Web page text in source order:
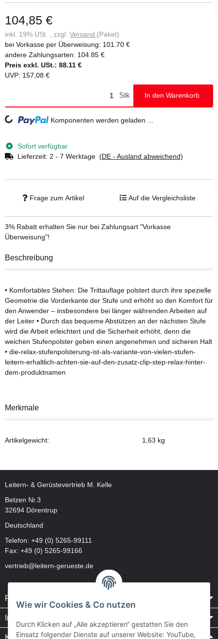
• die-relax-stufenpolsterung-ist-als-variante-von-vielen-stufen-
leitern-erhaltlich-achten-sie-auf-den-zusatz-clip-step-relax-hinter-
dem-produktnamen
104,85 €
inkl. 19% USt. , zzgl. Versand (Paket)
bei Vorkasse per Überweisung: 101.70 €
andere Zahlungsarten: 104.85 €
Preis exkl. USt.: 88.11 €
UVP: 157,08 €
Stk In den Warenkorb
Loading... Komponenten werden geladen ...
Sofort verfügbar
Lieferzeit: 2 - 7 Werktage (DE - Ausland abweichend)
Frage zum Artikel Auf die Vergleichsliste
3% Rabatt erhalten Sie nur bei Zahlungsart "Vorkasse
Überweisung"!
Beschreibung
• Komfortables Stehen: Die Trittauflage polstert durch ihre spezielle
Geometrie die Vorderkante der Stufe und erhöht so den Komfort für
den Anwender – insbesondere bei länger währenden Arbeiten auf
der Leiter • Durch das bequeme Abstützen an der nächsten Stufe
wird die Arbeit erleichtert und die Sicherheit erhöht, denn die
weichen Stufenpolster geben einen angenehmen und sicheren Halt
• die-relax-stufenpolsterung-ist-als-variante-von-vielen-stufen-
leitern-erhaltlich-achten-sie-auf-den-zusatz-clip-step-relax-hinter-
dem-produktnamen
Merkmale
Artikelgewicht: 1,63 kg
Leitern- & Gerüstevertrieb M. Kelle
Betzen Nr.3
32694 Dörentrup
Deutschland
Telefon: +49 (0) 5265-99111
Fax: +49 (0) 5265-99166
vertrieb@leitern-gerueste.de
Rechtliches
Informationen
Kataloge / Videos
Wie wir Cookies & Co nutzen
Durch Klicken auf „Alle akzeptieren“ gestatten Sie den
Einsatz folgender Dienste auf unserer Website: YouTube,